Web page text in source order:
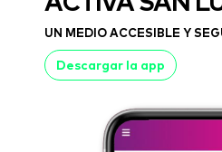
UN MEDIO ACCESIBLE Y
Descargar la app